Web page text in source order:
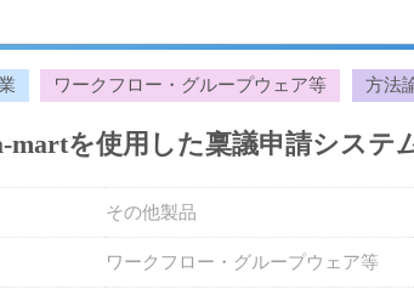
ワークフロー・グループウェア等 方法
martを使用した稟議申請システ
その他製品
ワークフロー・グループウェア等